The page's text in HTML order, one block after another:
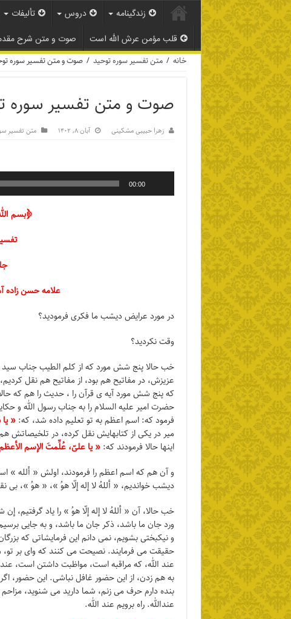
زندگینامه دروس تألیفات
قلب مؤمن عرش الله است
صوت و متن شرح
خانه / متن تفسیر سوره توحید / صوت و متن تفسیر سوره
صوت و متن تفسیر سوره
زهرا حبیبی مشکینی آبان ۸, ۱۴۰۲ متن تفسیر
00:00
﴿بسم
علامه حسن زاده
در مورد عرایض دیشب ما فکری فرمودید؟
وقت نکردید؟
خب حالا پنج شش مورد که از کلم الطیب جناب
عزیزش، در مفاتیح هم بود، از مفاتیح هم نقل
که پنج شش مورد آیه ی قرآن را ، حدیث را هم که
حضرت امیر علیه السلام را به جناب رسول الله و
فرمود که: اسم اعظم به تو تعلیم داده شد، که:«
میر در یکی از کتابهایش نقل کرده، در تلخیصاتش
اینها حالا فرمودند که:« یا علیّ، عُلِّمتَ الإسم
و آن هم که اسم اعظم را فرمودند، اولش « ألله
دیشب خواندیم، « أللهُ لا إله إلّا هوُ »، « هوُ »، بی
خب حالا، آن « أللهُ لا إله إلّا هوُ » را یاد گرفتیم،
ورد جان ما باشد، ذکر جان ما باشد، و به جایی
و نیکبختی بشویم، نمی دانم این فرمایشاتی که
حقیقت می فرمایند. نصیحت می کنند که وای بر تو،
عند الله، که مراقبه است، مواظبت داشتن
به هم زدن، از این حضور غافل نباشی. این حضور،
بنده دارم حرف می زنم، شما دارید می شنوید،
عندالله. راه برویم عند الله.